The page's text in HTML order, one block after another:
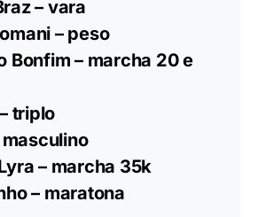
que deixou todas as grandes
com o seu salto de 6,89 m
DE ATLETISMO!
Santos
♦️